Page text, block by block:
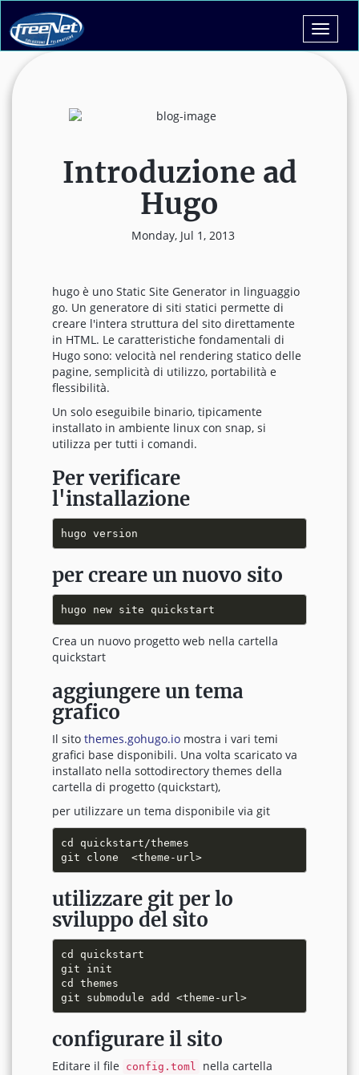
Toggle
Introduzione ad
Hugo
Monday, Jul 1, 2013
hugo è uno Static Site Generator in linguaggio
go. Un generatore di siti statici permette di
creare l'intera struttura del sito direttamente
in HTML. Le caratteristiche fondamentali di
Hugo sono: velocità nel rendering statico delle
pagine, semplicità di utilizzo, portabilità e
flessibilità.
Un solo eseguibile binario, tipicamente
installato in ambiente linux con snap, si
utilizza per tutti i comandi.
Per verificare
l'installazione
per creare un nuovo sito
Crea un nuovo progetto web nella cartella
quickstart
aggiungere un tema
grafico
Il sito themes.gohugo.io mostra i vari temi
grafici base disponibili. Una volta scaricato va
installato nella sottodirectory themes della
cartella di progetto (quickstart),
per utilizzare un tema disponibile via git
cd quickstart/themes
git clone  <theme-url>
utilizzare git per lo
sviluppo del sito
cd quickstart
git init
cd themes
git submodule add <theme-url>
configurare il sito
Editare il file config.toml
nella cartella